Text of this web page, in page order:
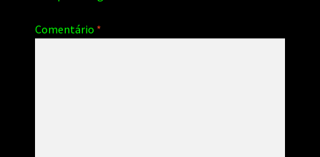
Comentário *